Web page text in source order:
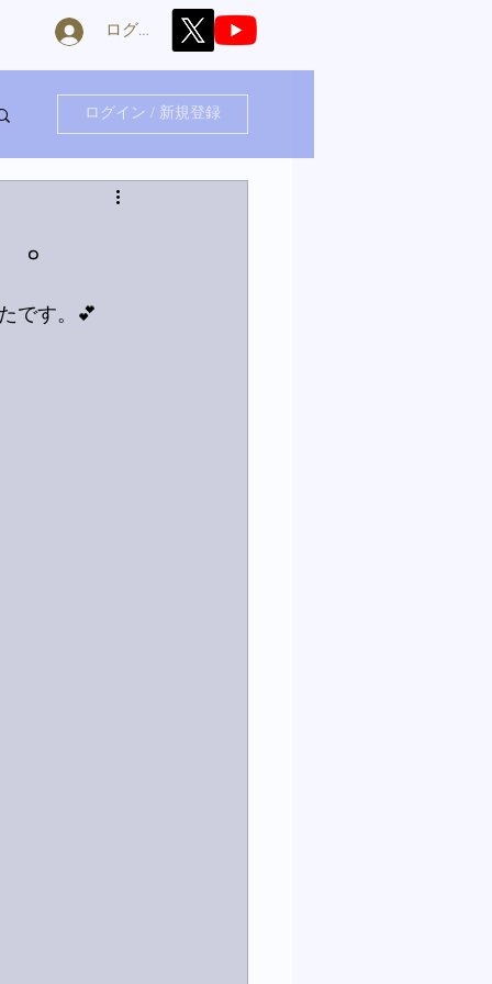
ログイン
ログイン / 新規登録
です。💕